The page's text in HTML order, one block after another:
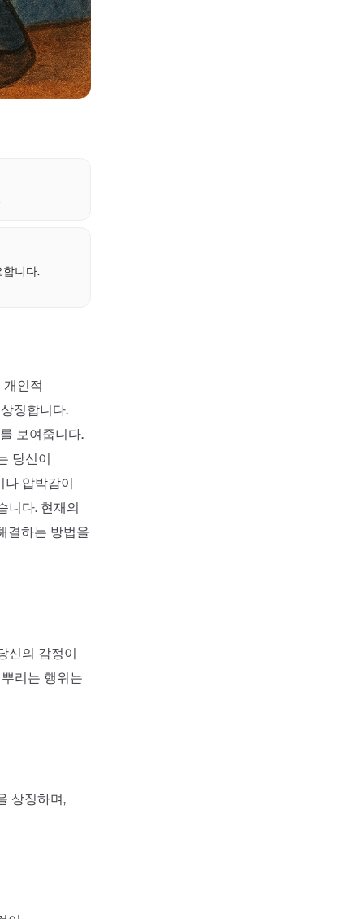
니다.
인적
징합니다.
보여줍니다.
당신이
나 압박감이
니다. 현재의
결하는 방법을
신의 감정이
리는 행위는
상징하며,